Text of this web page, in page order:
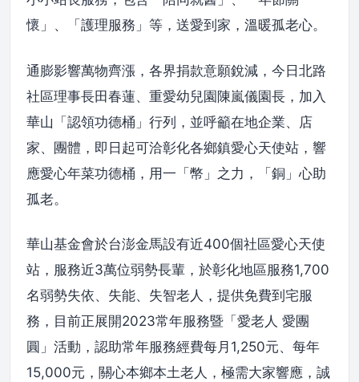
懷」、「護理服務」等，送愛到家，溫暖孤老心。
通膨影響萬物齊漲，各界捐款意願銳減，今日北路
社區理事長田春蓮、重愛幼兒園陳嵐儀園長，加入
華山「認領功德桶」行列，並呼籲在地企業、店
家、團體，即日起可洽彰化各鄉鎮愛心天使站，響
應愛心年菜功德桶，用一「幣」之力，「銅」心助
孤老。
華山基金會於台澎金馬設有近400個社區愛心天使
站，服務近3萬位弱勢長輩，於彰化地區服務1,700
名弱勢失依、失能、失智老人，提供免費到宅服
務，目前正展開2023常年服務暨「愛老人 愛團
圓」活動，認助常年服務經費每月1,250元、每年
15,000元，關心本鄉本土老人，極需大家響應，誠